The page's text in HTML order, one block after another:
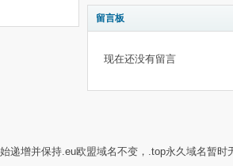
留言板
现在还没有留言
递增并保持.eu欧盟域名不变，.top永久域名暂时